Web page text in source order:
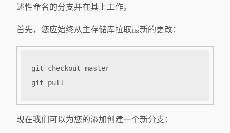
述性命名的分支并在其上工作。
首先，您应始终从主存储库拉取最新的更改：
现在我们可以为您的添加创建一个新分支：